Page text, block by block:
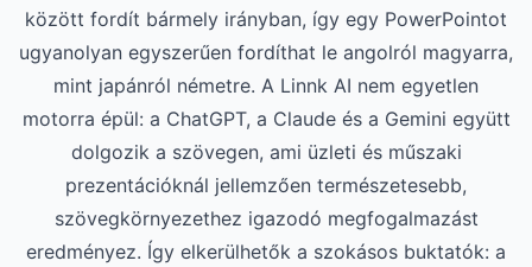
között fordít bármely irányban, így egy PowerPointot
ugyanolyan egyszerűen fordíthat le angolról magyarra,
mint japánról németre. A Linnk AI nem egyetlen
motorra épül: a ChatGPT, a Claude és a Gemini együtt
dolgozik a szövegen, ami üzleti és műszaki
prezentációknál jellemzően természetesebb,
szövegkörnyezethez igazodó megfogalmazást
eredményez. Így elkerülhetők a szokásos buktatók: a